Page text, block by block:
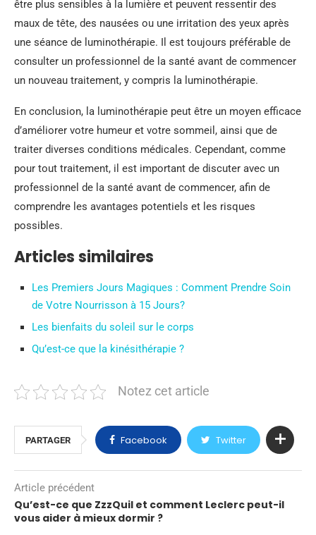
être plus sensibles à la lumière et peuvent ressentir des
maux de tête, des nausées ou une irritation des yeux après
une séance de luminothérapie. Il est toujours préférable de
consulter un professionnel de la santé avant de commencer
un nouveau traitement, y compris la luminothérapie.
En conclusion, la luminothérapie peut être un moyen efficace
d’améliorer votre humeur et votre sommeil, ainsi que de
traiter diverses conditions médicales. Cependant, comme
pour tout traitement, il est important de discuter avec un
professionnel de la santé avant de commencer, afin de
comprendre les avantages potentiels et les risques
possibles.
Articles similaires
Les Premiers Jours Magiques : Comment Prendre Soin
de Votre Nourrisson à 15 Jours?
Les bienfaits du soleil sur le corps
Qu’est-ce que la kinésithérapie ?
Notez cet article
PARTAGER Facebook Twitter
Article précédent
Qu’est-ce que ZzzQuil et comment Leclerc peut-il
vous aider à mieux dormir ?